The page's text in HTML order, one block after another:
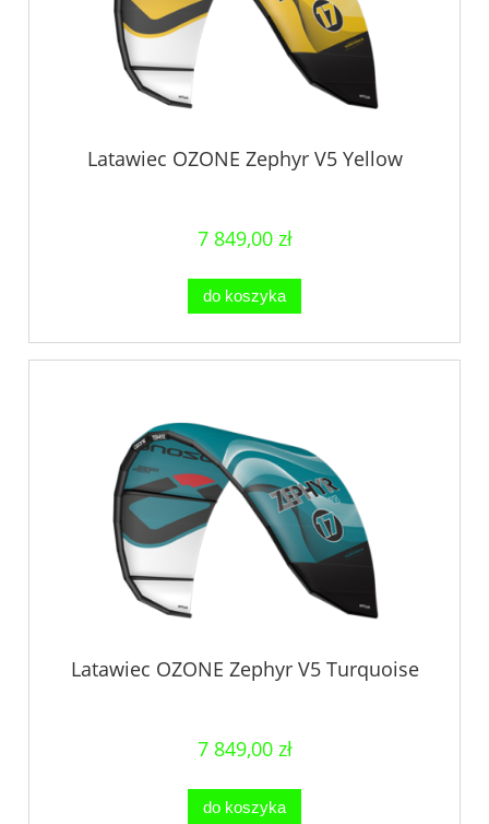
Latawiec OZONE Zephyr V5 Yellow
7 849,00 zł
do koszyka
Latawiec OZONE Zephyr V5 Turquoise
7 849,00 zł
do koszyka